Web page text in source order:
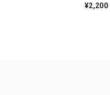
¥2,200